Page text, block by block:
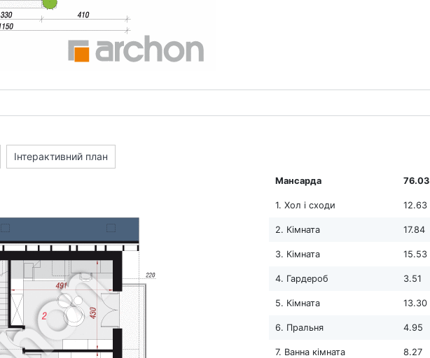
Інтерактивний план
Мансарда 76.03
1. Хол і сходи 12.63
2. Кімната 17.84
3. Кімната 15.53
4. Гардероб 3.51
5. Кімната 13.30
6. Пральня 4.95
7. Ванна кімната 8.27